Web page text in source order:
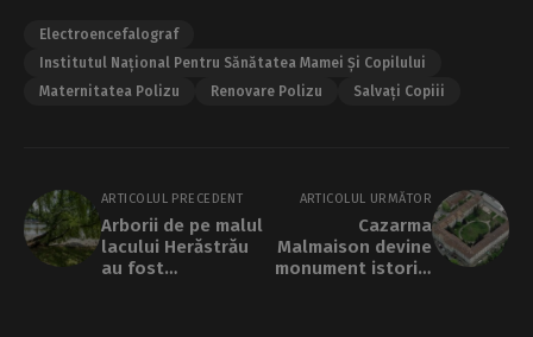
Electroencefalograf
Institutul Național Pentru Sănătatea Mamei Și Copilului
Maternitatea Polizu
Renovare Polizu Salvați Copiii
ARTICOLUL PRECEDENT
Arborii de pe malul
lacului Herăstrău
au fost
ARTICOLUL URMĂTOR
Cazarma
Malmaison devine
monument istoric.